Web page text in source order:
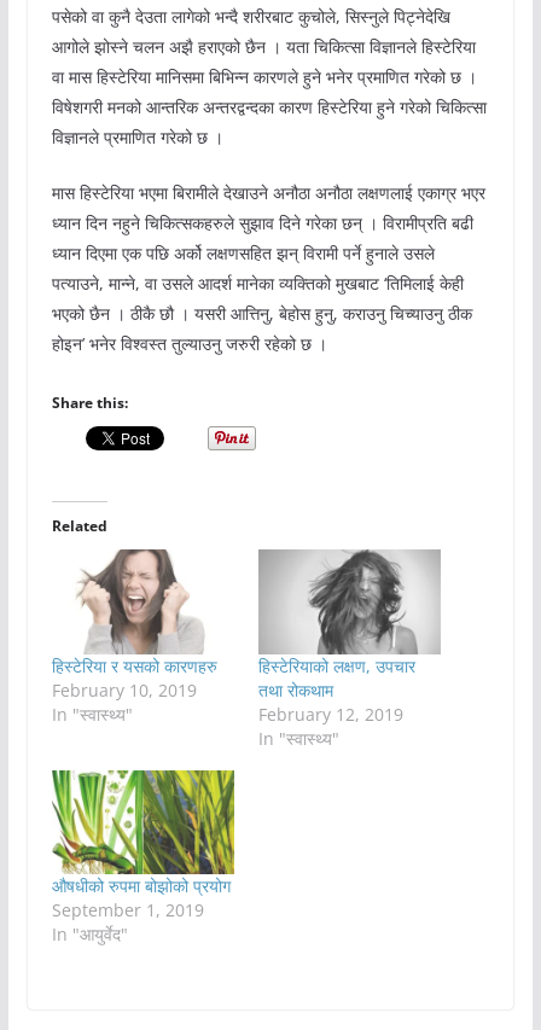
पसेको वा कुनै देउता लागेको भन्दै शरीरबाट कुचोले, सिस्नुले पिट्नेदेखि
आगोले झोस्ने चलन अझै हराएको छैन । यता चिकित्सा विज्ञानले हिस्टेरिया
वा मास हिस्टेरिया मानिसमा बिभिन्न कारणले हुने भनेर प्रमाणित गरेको छ ।
विषेशगरी मनको आन्तरिक अन्तरद्वन्दका कारण हिस्टेरिया हुने गरेको चिकित्सा
विज्ञानले प्रमाणित गरेको छ ।
मास हिस्टेरिया भएमा बिरामीले देखाउने अनौठा अनौठा लक्षणलाई एकाग्र भएर
ध्यान दिन नहुने चिकित्सकहरुले सुझाव दिने गरेका छन् । विरामीप्रति बढी
ध्यान दिएमा एक पछि अर्को लक्षणसहित झन् विरामी पर्ने हुनाले उसले
पत्याउने, मान्ने, वा उसले आदर्श मानेका व्यक्तिको मुखबाट ‘तिमिलाई केही
भएको छैन । ठीकै छौ । यसरी आत्तिनु, बेहोस हुनु, कराउनु चिच्याउनु ठीक
होइन’ भनेर विश्वस्त तुल्याउनु जरुरी रहेको छ ।
Share this:
Related
हिस्टेरिया र यसको कारणहरु
February 10, 2019
In "स्वास्थ्य"
हिस्टेरियाको लक्षण, उपचार
तथा रोकथाम
February 12, 2019
In "स्वास्थ्य"
औषधीको रुपमा बोझोको प्रयोग
September 1, 2019
In "आयुर्वेद"